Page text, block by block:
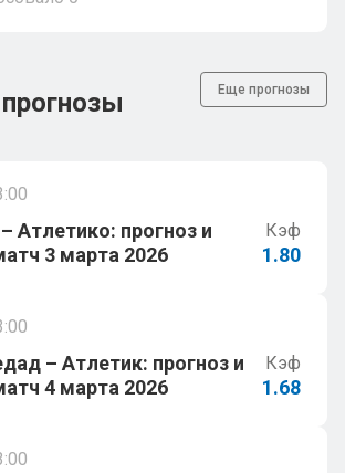
Еще прогнозы
Атлетико: прогноз и
3 марта 2026
Кэф
1.80
– Атлетик: прогноз и
4 марта 2026
Кэф
1.68